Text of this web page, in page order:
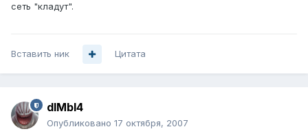
сеть "кладут".
Вставить ник Цитата
dIMbI4
Опубликовано 17 октября, 2007